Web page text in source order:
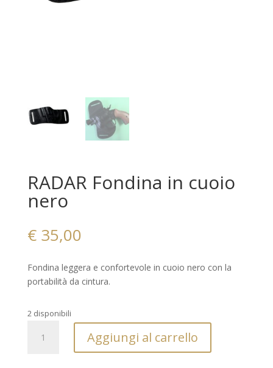
RADAR Fondina in cuoio
nero
€35,00
Fondina leggera e confortevole in cuoio nero con la
portabilità da cintura.
2 disponibili
Fondina
Aggiungi al carrello